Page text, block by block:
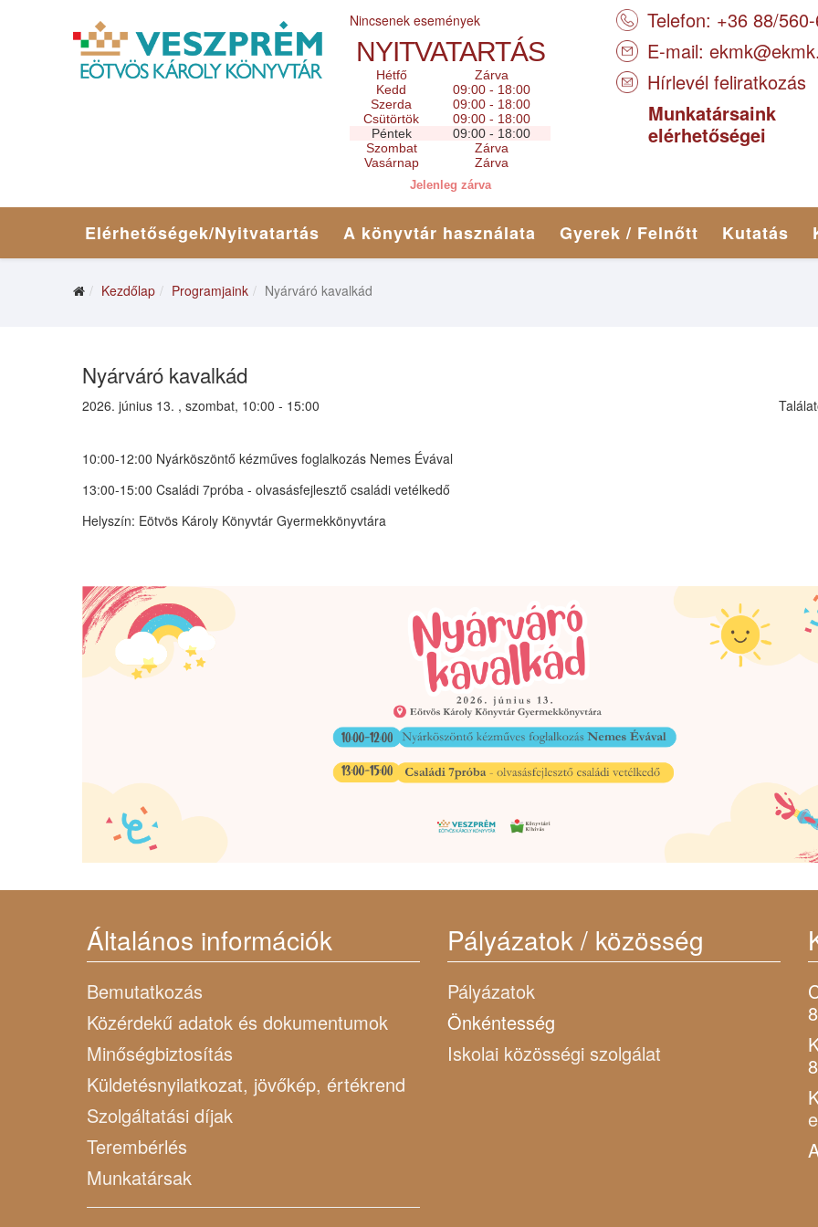
Nincsenek események
NYITVATARTÁS
Hétfő
Zárva
Kedd
09:00 - 18:00
Szerda
09:00 - 18:00
Csütörtök
09:00 - 18:00
Péntek
09:00 - 18:00
Szombat
Zárva
Vasárnap
Zárva
Jelenleg zárva
Telefon: +36 88/
E-mail:
Hírlevél feliratkozás
Munkatársaink
elérhetőségei
Elérhetőségek/Nyitvatartás A könyvtár használata Gyerek / Felnőtt Kutatás
Kezdőlap Programjaink Nyárváró kavalkád
Nyárváró kavalkád
2026. június 13. , szombat, 10:00 - 15:00
10:00-12:00 Nyárköszöntő kézműves foglalkozásNemes Évával
13:00-15:00 Családi 7próba - olvasásfejlesztő családi vetélkedő
Helyszín: Eötvös Károly Könyvtár Gyermekkönyvtára
Általános információk
Bemutatkozás
Közérdekű adatok és dokumentumok
Minőségbiztosítás
Küldetésnyilatkozat, jövőkép, értékrend
Szolgáltatási díjak
Terembérlés
Munkatársak
Pályázatok / közösség
Pályázatok
Önkéntesség
Iskolai közösségi szolgálat